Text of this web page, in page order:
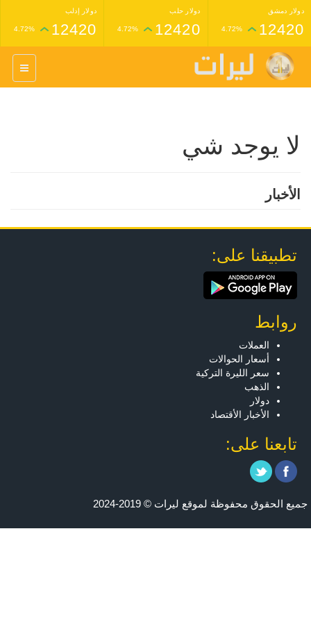
دولار دمشق
12420
4.72%
دولار حلب
12420
4.72%
دولار إدلب
12420
4.72%
غرام عيار 24 ذهب
1,398,000
4.33%
1,227,000
لا يوجد شي
الأخبار
تطبيقنا على:
روابط
العملات
أسعار الحوالات
سعر الليرة التركية
الذهب
دولار
الأخبار الأقتصاد
تابعنا على:
جميع الحقوق محفوظة لموقع ليرات © 2019-2024